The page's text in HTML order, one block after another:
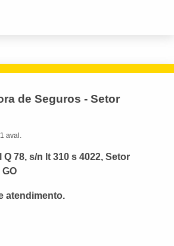
de Seguros - Setor
1 aval.
78, s/n lt 310 s 4022, Setor
atendimento.